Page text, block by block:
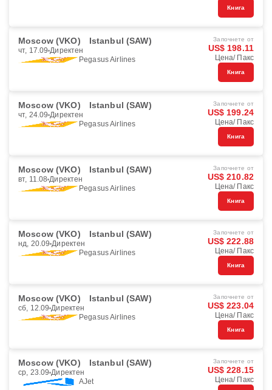
Книга
Moscow (VKO) Istanbul (SAW)
чт, 17.09 Директен
Pegasus Airlines
Започнете от
US$ 198.11
Цена/ Пакс
Книга
Moscow (VKO) Istanbul (SAW)
чт, 24.09 Директен
Pegasus Airlines
Започнете от
US$ 199.24
Цена/ Пакс
Книга
Moscow (VKO) Istanbul (SAW)
вт, 11.08 Директен
Pegasus Airlines
Започнете от
US$ 210.82
Цена/ Пакс
Книга
Moscow (VKO) Istanbul (SAW)
нд, 20.09 Директен
Pegasus Airlines
Започнете от
US$ 222.88
Цена/ Пакс
Книга
Moscow (VKO) Istanbul (SAW)
сб, 12.09 Директен
Pegasus Airlines
Започнете от
US$ 223.04
Цена/ Пакс
Книга
Moscow (VKO) Istanbul (SAW)
ср, 23.09 Директен
AJet
Започнете от
US$ 228.15
Цена/ Пакс